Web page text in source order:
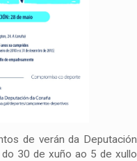
de verán da Deputación
30 de xuño ao 5 de xullo